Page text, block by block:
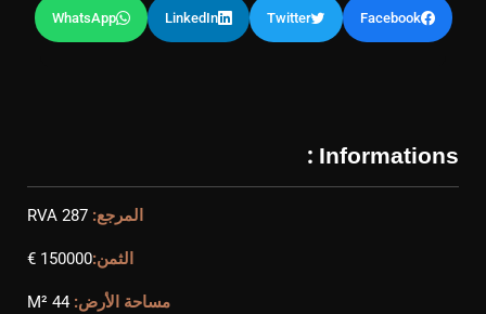
Facebook
Twitter
LinkedIn
WhatsApp
Informations :
المرجع: RVA 287
الثمن:150000 €
مساحة الأرض: 44 M²